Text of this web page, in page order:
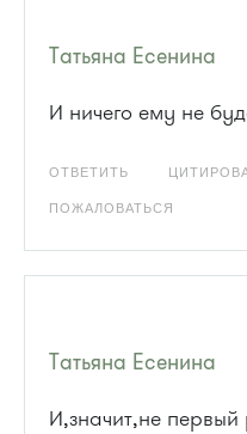
Татьяна Есенина
И ничего ему не
ОТВЕТИТЬ
ПОЖАЛОВАТЬСЯ
Татьяна Есенина
И,значит,не первый